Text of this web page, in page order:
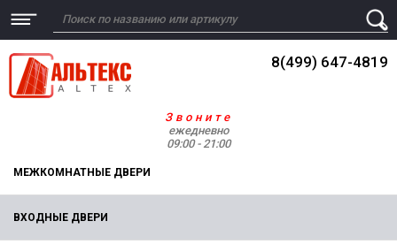
8(499) 647-4819
Звоните
ежедневно
09:00 - 21:00
МЕЖКОМНАТНЫЕ ДВЕРИ
ВХОДНЫЕ ДВЕРИ